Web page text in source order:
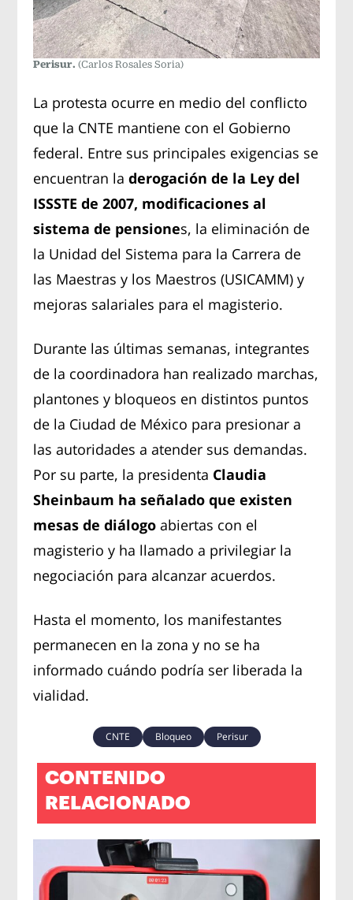
Perisur.(Carlos Rosales Soria)
La protesta ocurre en medio del conflicto
que la CNTE mantiene con el Gobierno
federal. Entre sus principales exigencias se
encuentran laderogación de la Ley del
ISSSTE de 2007, modificaciones al
sistema de pensiones, la eliminación de
la Unidad del Sistema para la Carrera de
las Maestras y los Maestros (USICAMM) y
mejoras salariales para el magisterio.
Durante las últimas semanas, integrantes
de la coordinadora han realizado marchas,
plantones y bloqueos en distintos puntos
de la Ciudad de México para presionar a
las autoridades a atender sus demandas.
Por su parte, la presidenta Claudia
Sheinbaum ha señalado que existen
mesas de diálogoabiertas con el
magisterio y ha llamado a privilegiar la
negociación para alcanzar acuerdos.
Hasta el momento, los manifestantes
permanecen en la zona y no se ha
informado cuándo podría ser liberada la
vialidad.
CNTE Bloqueo Perisur
CONTENIDO
RELACIONADO